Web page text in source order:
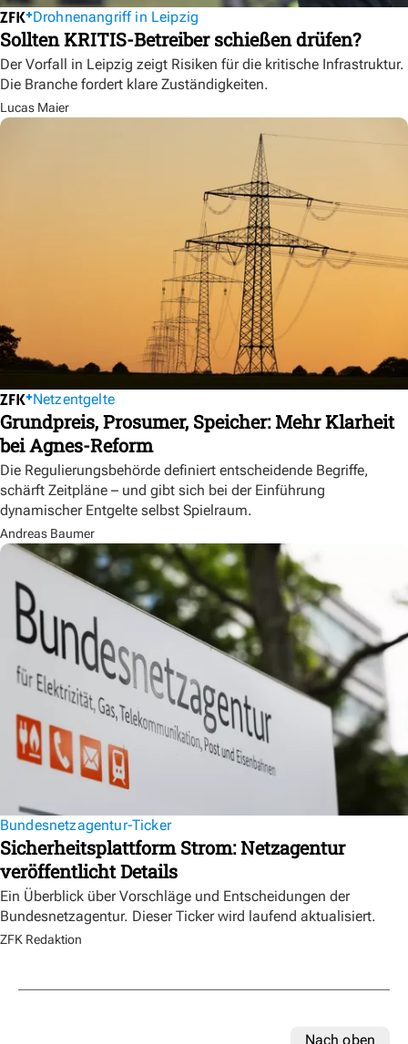
Drohnenangriff in Leipzig
Sollten KRITIS-Betreiber schießen drüfen?
Der Vorfall in Leipzig zeigt Risiken für die kritische Infrastruktur.
Die Branche fordert klare Zuständigkeiten.
Lucas Maier
Netzentgelte
Grundpreis, Prosumer, Speicher: Mehr Klarheit
bei Agnes-Reform
Die Regulierungsbehörde definiert entscheidende Begriffe,
schärft Zeitpläne – und gibt sich bei der Einführung
dynamischer Entgelte selbst Spielraum.
Andreas Baumer
Bundesnetzagentur-Ticker
Sicherheitsplattform Strom: Netzagentur
veröffentlicht Details
Ein Überblick über Vorschläge und Entscheidungen der
Bundesnetzagentur. Dieser Ticker wird laufend aktualisiert.
ZFK Redaktion
Nach oben